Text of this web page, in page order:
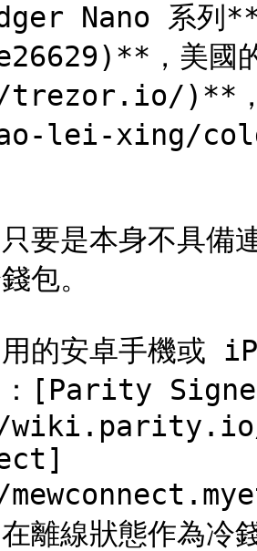
Nano 系列
，美
)**，
lei-xing/
要是本身不具備
包。
的安卓手機或
：[Parity
離線狀態作為冷